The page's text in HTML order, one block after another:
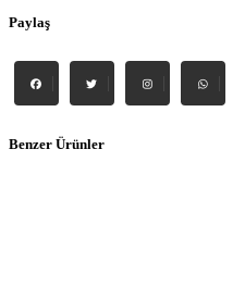
Paylaş
Benzer Ürünler